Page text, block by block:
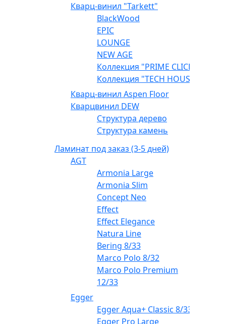
Кварц-винил "Tarkett"
BlackWood
EPIC
LOUNGE
NEW AGE
Коллекция "PRIME CLICK"
Коллекция "TECH HOUSE"
Кварц-винил Aspen Floor
Кварцвинил DEW
Структура дерево
Структура камень
Ламинат под заказ (3-5 дней)
AGT
Armonia Large
Armonia Slim
Concept Neo
Effect
Effect Elegance
Natura Line
Bering 8/33
Marco Polo 8/32
Marco Polo Premium
12/33
Egger
Egger Aqua+ Classic 8/33
Egger Pro Large